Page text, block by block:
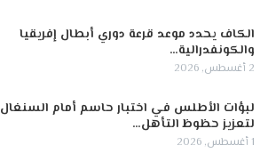
الكاف يحدد موعد قرعة دوري أبطال إفريقيا
والكونفدرالية…
2 أغسطس, 2026
لبؤات الأطلس في اختبار حاسم أمام السنغال
لتعزيز حظوظ التأهل…
1 أغسطس, 2026